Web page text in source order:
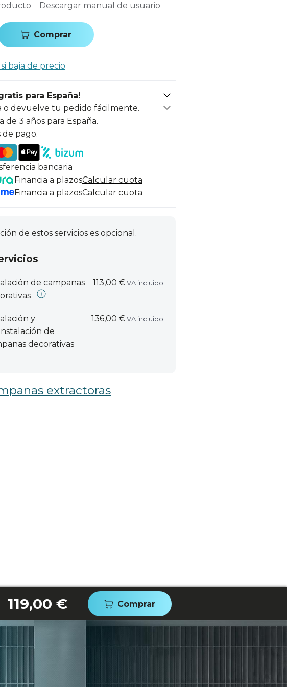
Descargar manual de usuario
Comprar
baja de precio
para España!
o devuelve tu pedido fácilmente.
de 3 años para España.
pago.
bancaria
Financia a plazosCalcular cuota
Financia a plazosCalcular cuota
de estos servicios es opcional.
de campanas
113,00 €IVA incluido
y
de
decorativas
136,00 €IVA incluido
extractoras
119,00 € Comprar